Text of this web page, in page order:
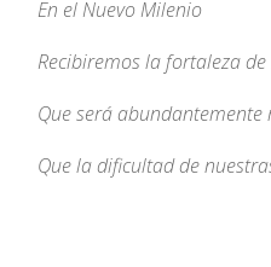
En el Nuevo Milenio
Recibiremos la fortaleza de
Que será abundantemente
Que la dificultad de